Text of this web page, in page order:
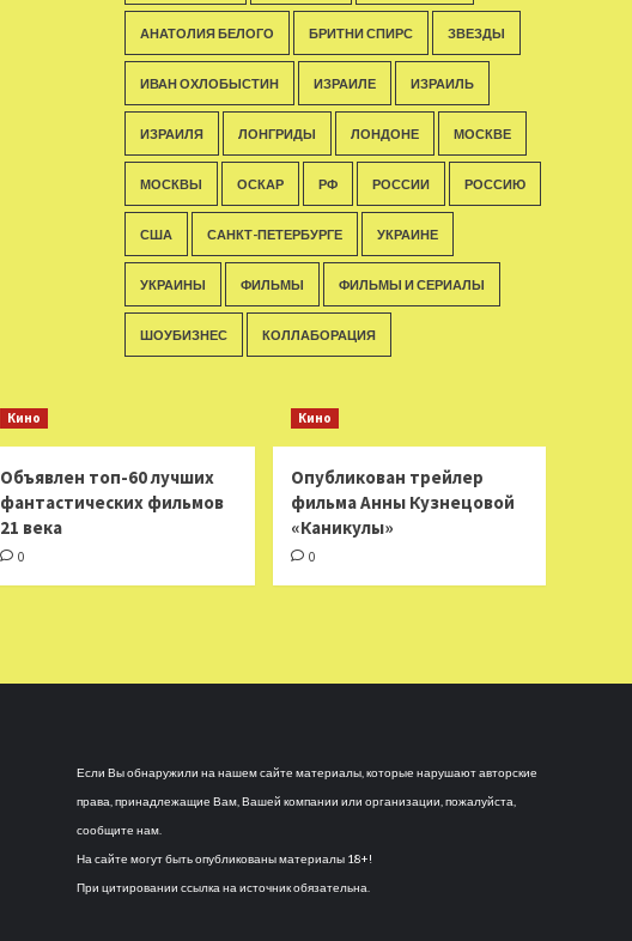
АНАТОЛИЯ БЕЛОГО БРИТНИ СПИРС ЗВЕЗДЫ
ИВАН ОХЛОБЫСТИН ИЗРАИЛЕ ИЗРАИЛЬ
ИЗРАИЛЯ ЛОНГРИДЫ ЛОНДОНЕ МОСКВЕ
МОСКВЫ ОСКАР РФ РОССИИ РОССИЮ
США САНКТ-ПЕТЕРБУРГЕ УКРАИНЕ
УКРАИНЫ ФИЛЬМЫ ФИЛЬМЫ И СЕРИАЛЫ
ШОУБИЗНЕС КОЛЛАБОРАЦИЯ
Кино
Объявлен топ-60 лучших
фантастических фильмов
21 века
0
Кино
Опубликован трейлер
фильма Анны Кузнецовой
«Каникулы»
0
Если Вы обнаружили на нашем сайте материалы, которые нарушают авторские
права, принадлежащие Вам, Вашей компании или организации, пожалуйста,
сообщите нам.
На сайте могут быть опубликованы материалы 18+!
При цитировании ссылка на источник обязательна.